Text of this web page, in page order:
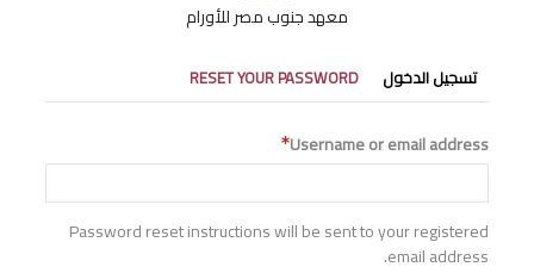
معهد جنوب مصر للأورام
التبويبات
الأساسية
تسجيل الدخول RESET YOUR PASSWORD
Username or email address
Password reset instructions will be sent to your registered
email address.